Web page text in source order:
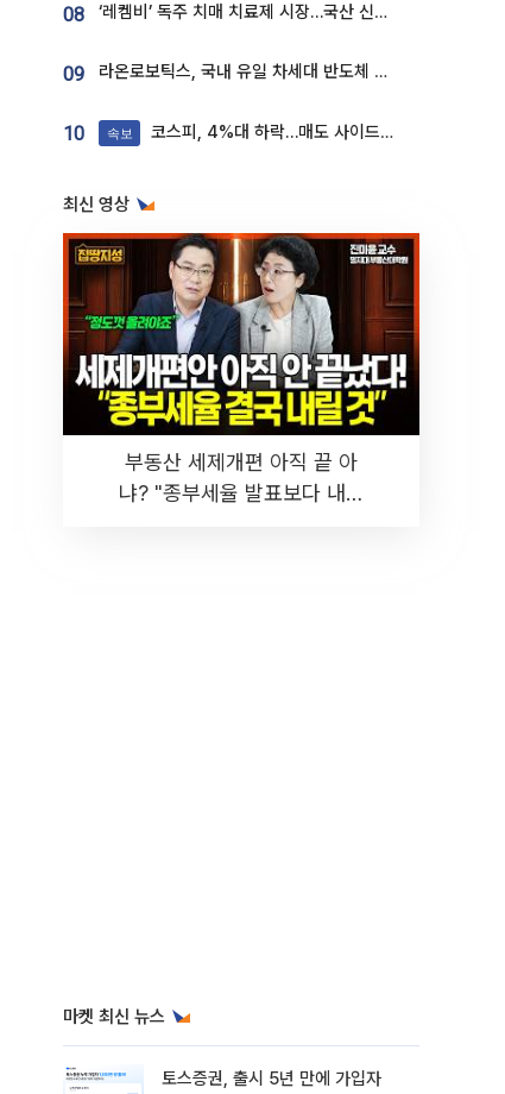
08 ‘레켐비’ 독주 치매 치료제 시장…국산 신약 등장하나
09 라온로보틱스, 국내 유일 차세대 반도체 공정 로봇 개발 ‘고객사 테스트 진행’
10 속보 코스피, 4%대 하락…매도 사이드카 발동
최신 영상
부동산 세제개편 아직 끝 아
냐? "종부세율 발표보다 내릴
마켓 최신 뉴스
토스증권, 출시 5년 만에 가입자